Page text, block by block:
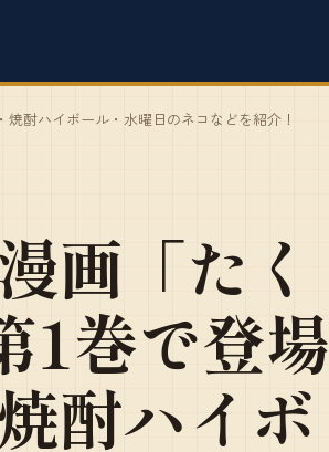
酎ハイボール・水曜日のネコなどを紹介！
画「たく
1巻で登場
酎ハイボ